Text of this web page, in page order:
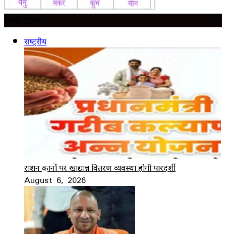
राष्ट्रीय
राशन दुकानों पर खाद्यान्न वितरण व्यवस्था होगी पारदर्शी
August 6, 2026